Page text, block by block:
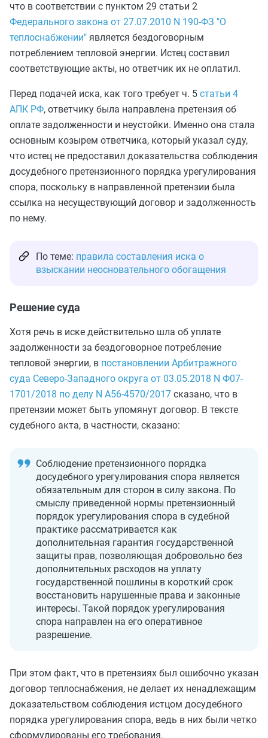
что в соответствии с пунктом 29 статьи 2
Федерального закона от 27.07.2010 N 190-ФЗ "О
теплоснабжении" является бездоговорным
потреблением тепловой энергии. Истец составил
соответствующие акты, но ответчик их не оплатил.
Перед подачей иска, как того требует ч. 5 статьи 4
АПК РФ, ответчику была направлена претензия об
оплате задолженности и неустойки. Именно она стала
основным козырем ответчика, который указал суду,
что истец не предоставил доказательства соблюдения
досудебного претензионного порядка урегулирования
спора, поскольку в направленной претензии была
ссылка на несуществующий договор и задолженность
по нему.
По теме: правила составления иска о
взыскании неосновательного обогащения
Решение суда
Хотя речь в иске действительно шла об уплате
задолженности за бездоговорное потребление
тепловой энергии, в постановлении Арбитражного
суда Северо-Западного округа от 03.05.2018 N Ф07-
1701/2018 по делу N А56-4570/2017 сказано, что в
претензии может быть упомянут договор. В тексте
судебного акта, в частности, сказано:
Соблюдение претензионного порядка
досудебного урегулирования спора является
обязательным для сторон в силу закона. По
смыслу приведенной нормы претензионный
порядок урегулирования спора в судебной
практике рассматривается как
дополнительная гарантия государственной
защиты прав, позволяющая добровольно без
дополнительных расходов на уплату
государственной пошлины в короткий срок
восстановить нарушенные права и законные
интересы. Такой порядок урегулирования
спора направлен на его оперативное
разрешение.
При этом факт, что в претензиях был ошибочно указан
договор теплоснабжения, не делает их ненадлежащим
доказательством соблюдения истцом досудебного
порядка урегулирования спора, ведь в них были четко
сформулированы его требования.